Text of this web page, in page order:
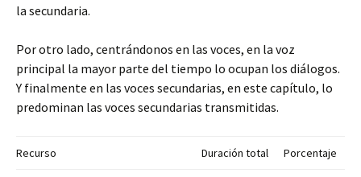
la secundaria.
Por otro lado, centrándonos en las voces, en la voz
principal la mayor parte del tiempo lo ocupan los diálogos.
Y finalmente en las voces secundarias, en este capítulo, lo
predominan las voces secundarias transmitidas.
Recurso Duración total Porcentaje